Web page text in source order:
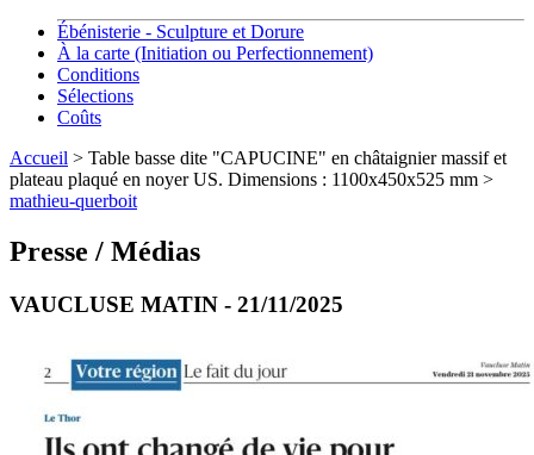
Ébénisterie - Sculpture et Dorure
À la carte (Initiation ou Perfectionnement)
Conditions
Sélections
Coûts
Accueil > Table basse dite "CAPUCINE" en châtaignier massif et
plateau plaqué en noyer US. Dimensions : 1100x450x525 mm >
mathieu-querboit
Presse / Médias
VAUCLUSE MATIN - 21/11/2025